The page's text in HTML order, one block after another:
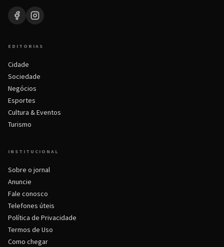
EDITORIAS
Cidade
Sociedade
Negócios
Esportes
Cultura & Eventos
Turismo
INSTITUCIONAL
Sobre o jornal
Anuncie
Fale conosco
Telefones úteis
Política de Privacidade
Termos de Uso
Como chegar